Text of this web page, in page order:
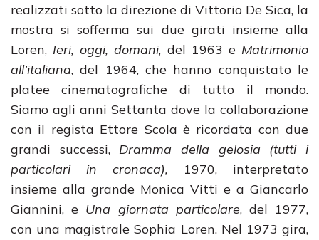
realizzati sotto la direzione di Vittorio De Sica, la
mostra si sofferma sui due girati insieme alla
Loren, Ieri, oggi, domani, del 1963 e Matrimonio
all’italiana, del 1964, che hanno conquistato le
platee cinematografiche di tutto il mondo.
Siamo agli anni Settanta dove la collaborazione
con il regista Ettore Scola è ricordata con due
grandi successi, Dramma della gelosia (tutti i
particolari in cronaca), 1970, interpretato
insieme alla grande Monica Vitti e a Giancarlo
Giannini, e Una giornata particolare, del 1977,
con una magistrale Sophia Loren. Nel 1973 gira,